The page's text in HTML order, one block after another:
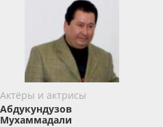
Актёры и актрисы
Абдукундузов
Мухаммадали